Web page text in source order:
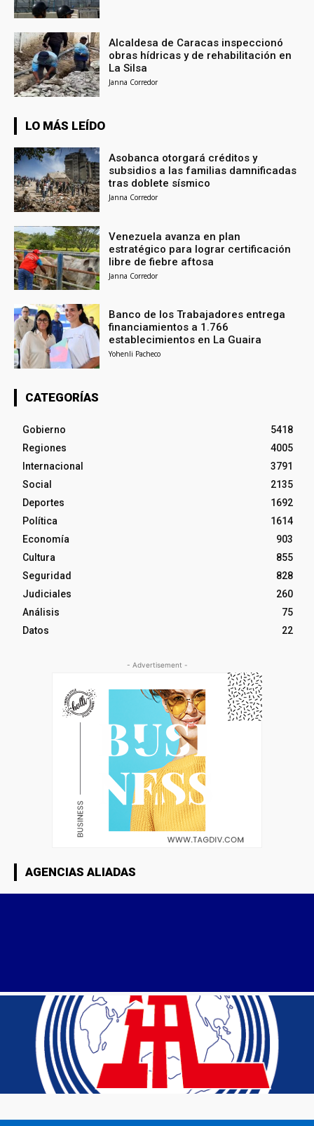
Alcaldesa de Caracas inspeccionó
obras hídricas y de rehabilitación en
La Silsa
Janna Corredor
LO MÁS LEÍDO
Asobanca otorgará créditos y
subsidios a las familias damnificadas
tras doblete sísmico
Janna Corredor
Venezuela avanza en plan
estratégico para lograr certificación
libre de fiebre aftosa
Janna Corredor
Banco de los Trabajadores entrega
financiamientos a 1.766
establecimientos en La Guaira
Yohenli Pacheco
CATEGORÍAS
Gobierno
5418
Regiones
4005
Internacional
3791
Social
2135
Deportes
1692
Política
1614
Economía
903
Cultura
855
Seguridad
828
Judiciales
260
Análisis
75
Datos
22
- Advertisement -
AGENCIAS ALIADAS